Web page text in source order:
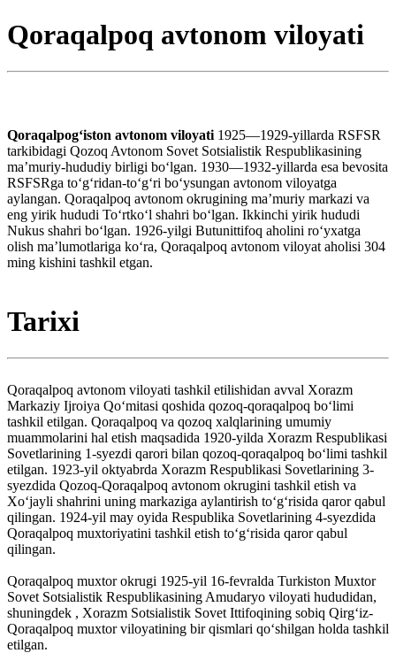
Qoraqalpoq avtonom viloyati
Qoraqalpogʻiston avtonom viloyati 1925—1929-yillarda RSFSR
tarkibidagi Qozoq Avtonom Sovet Sotsialistik Respublikasining
maʼmuriy-hududiy birligi boʻlgan. 1930—1932-yillarda esa bevosita
RSFSRga toʻgʻridan-toʻgʻri boʻysungan avtonom viloyatga
aylangan. Qoraqalpoq avtonom okrugining maʼmuriy markazi va
eng yirik hududi Toʻrtkoʻl shahri boʻlgan. Ikkinchi yirik hududi
Nukus shahri boʻlgan. 1926-yilgi Butunittifoq aholini roʻyxatga
olish maʼlumotlariga koʻra, Qoraqalpoq avtonom viloyat aholisi 304
ming kishini tashkil etgan.
Tarixi
Qoraqalpoq avtonom viloyati tashkil etilishidan avval Xorazm
Markaziy Ijroiya Qoʻmitasi qoshida qozoq-qoraqalpoq boʻlimi
tashkil etilgan. Qoraqalpoq va qozoq xalqlarining umumiy
muammolarini hal etish maqsadida 1920-yilda Xorazm Respublikasi
Sovetlarining 1-syezdi qarori bilan qozoq-qoraqalpoq boʻlimi tashkil
etilgan. 1923-yil oktyabrda Xorazm Respublikasi Sovetlarining 3-
syezdida Qozoq-Qoraqalpoq avtonom okrugini tashkil etish va
Xoʻjayli shahrini uning markaziga aylantirish toʻgʻrisida qaror qabul
qilingan. 1924-yil may oyida Respublika Sovetlarining 4-syezdida
Qoraqalpoq muxtoriyatini tashkil etish toʻgʻrisida qaror qabul
qilingan.
Qoraqalpoq muxtor okrugi 1925-yil 16-fevralda Turkiston Muxtor
Sovet Sotsialistik Respublikasining Amudaryo viloyati hududidan,
shuningdek , Xorazm Sotsialistik Sovet Ittifoqining sobiq Qirgʻiz-
Qoraqalpoq muxtor viloyatining bir qismlari qoʻshilgan holda tashkil
etilgan.